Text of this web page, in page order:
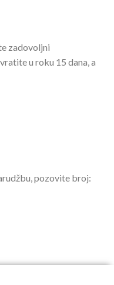
zadovoljni
u roku 15 dana, a
pozovite broj: